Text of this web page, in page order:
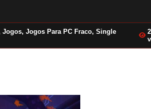
Jogos, Jogos Para PC Fraco, Single